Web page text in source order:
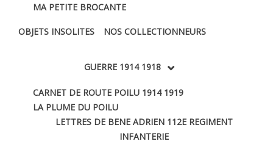
MA PETITE BROCANTE
OBJETS INSOLITES NOS COLLECTIONNEURS
GUERRE 1914 1918
CARNET DE ROUTE POILU 1914 1919
LA PLUME DU POILU
LETTRES DE BENE ADRIEN 112E REGIMENT
INFANTERIE